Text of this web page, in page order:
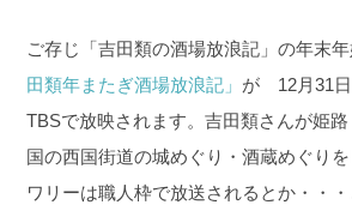
ご存じ「吉田類の酒場放浪記」の年末
田類年またぎ酒場放浪記」 が 12月31
TBSで放映されます。吉田類さんが姫
国の西国街道の城めぐり・酒蔵めぐり
ワリーは職人枠で放送されるとか・・